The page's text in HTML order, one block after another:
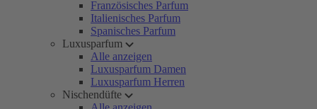
Französisches Parfum
Italienisches Parfum
Spanisches Parfum
Luxusparfum
Alle anzeigen
Luxusparfum Damen
Luxusparfum Herren
Nischendüfte